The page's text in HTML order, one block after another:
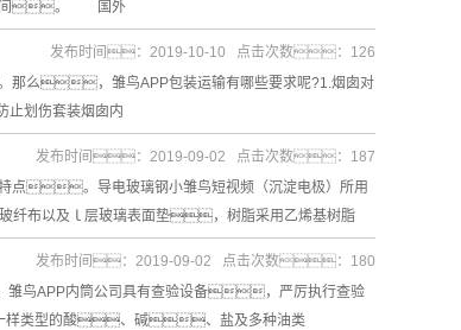
空间。 国外
那么，雏鸟APP包装运输有哪些要求呢?1.烟囱对
划伤套装烟囱内
发布时间：2019-10-10 点击次数：126
。导电玻璃钢小雏鸟短视频（沉淀电极）所用
布以及ｌ层玻璃表面垫，树脂采用乙烯基树脂
发布时间：2019-09-02 点击次数：187
APP内筒公司具有查验设备，严厉执行查验
样类型的酸、碱、盐及多种油类
发布时间：2019-09-02 点击次数：180